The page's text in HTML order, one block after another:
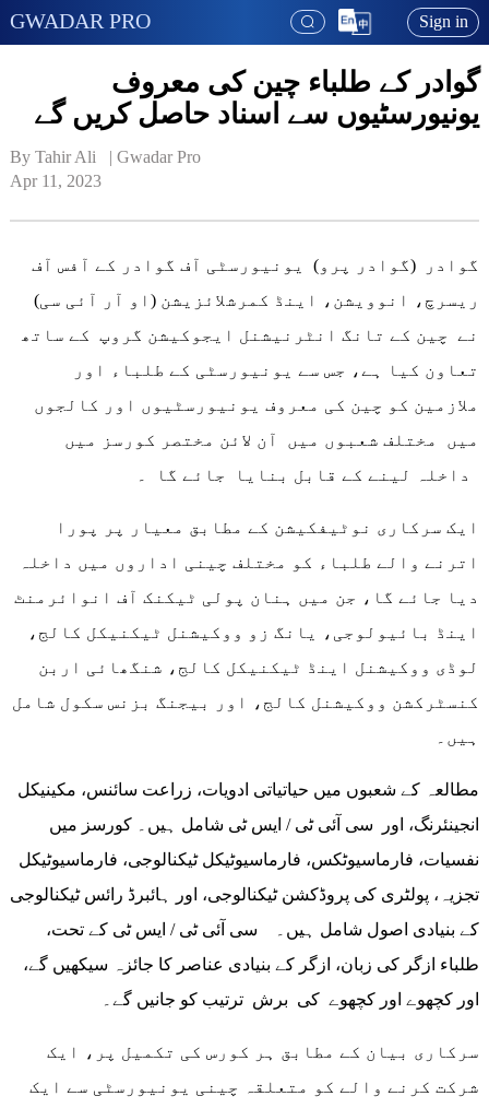
GWADAR PRO Sign in
گوادر کے طلباء چین کی معروف
یونیورسٹیوں سے اسناد حاصل کریں گے
By Tahir Ali   | Gwadar Pro
Apr 11, 2023
گوادر (گوادر پرو) یونیورسٹی آف گوادر کے آفس آف
ریسرچ، انوویشن، اینڈ کمرشلائزیشن (او آر آئی سی)
نے چین کے تانگ انٹرنیشنل ایجوکیشن گروپ کے ساتھ
تعاون کیا ہے، جس سے یونیورسٹی کے طلباء اور
ملازمین کو چین کی معروف یونیورسٹیوں اور کالجوں
میں مختلف شعبوں میں آن لائن مختصر کورسز میں
ایک سرکاری نوٹیفکیشن کے مطابق معیار پر پورا
اترنے والے طلباء کو مختلف چینی اداروں میں داخلہ
دیا جائے گا، جن میں ہنان پولی ٹیکنک آف انوائرمنٹ
اینڈ بائیولوجی، یانگ زو ووکیشنل ٹیکنیکل کالج،
لوڈی ووکیشنل اینڈ ٹیکنیکل کالج، شنگھائی اربن
کنسٹرکشن ووکیشنل کالج، اور بیجنگ بزنس سکول شامل
ہیں۔
مطالعہ کے شعبوں میں حیاتیاتی ادویات، زراعت سائنس، مکینیکل
انجینئرنگ، اور سی آئی ٹی / ایس ٹی شامل ہیں۔ کورسز میں
نفسیات، فارماسیوٹکس، فارماسیوٹیکل ٹیکنالوجی، فارماسیوٹیکل
تجزیہ، پولٹری کی پروڈکشن ٹیکنالوجی، اور ہائبرڈ رائس ٹیکنالوجی
کے بنیادی اصول شامل ہیں۔ سی آئی ٹی / ایس ٹی کے تحت،
طلباء ازگر کی زبان، ازگر کے بنیادی عناصر کا جائزہ سیکھیں گے،
اور کچھوے اور کچھوے کی برش ترتیب کو جانیں گے۔
سرکاری بیان کے مطابق ہر کورس کی تکمیل پر، ایک
شرکت کرنے والے کو متعلقہ چینی یونیورسٹی سے ایک